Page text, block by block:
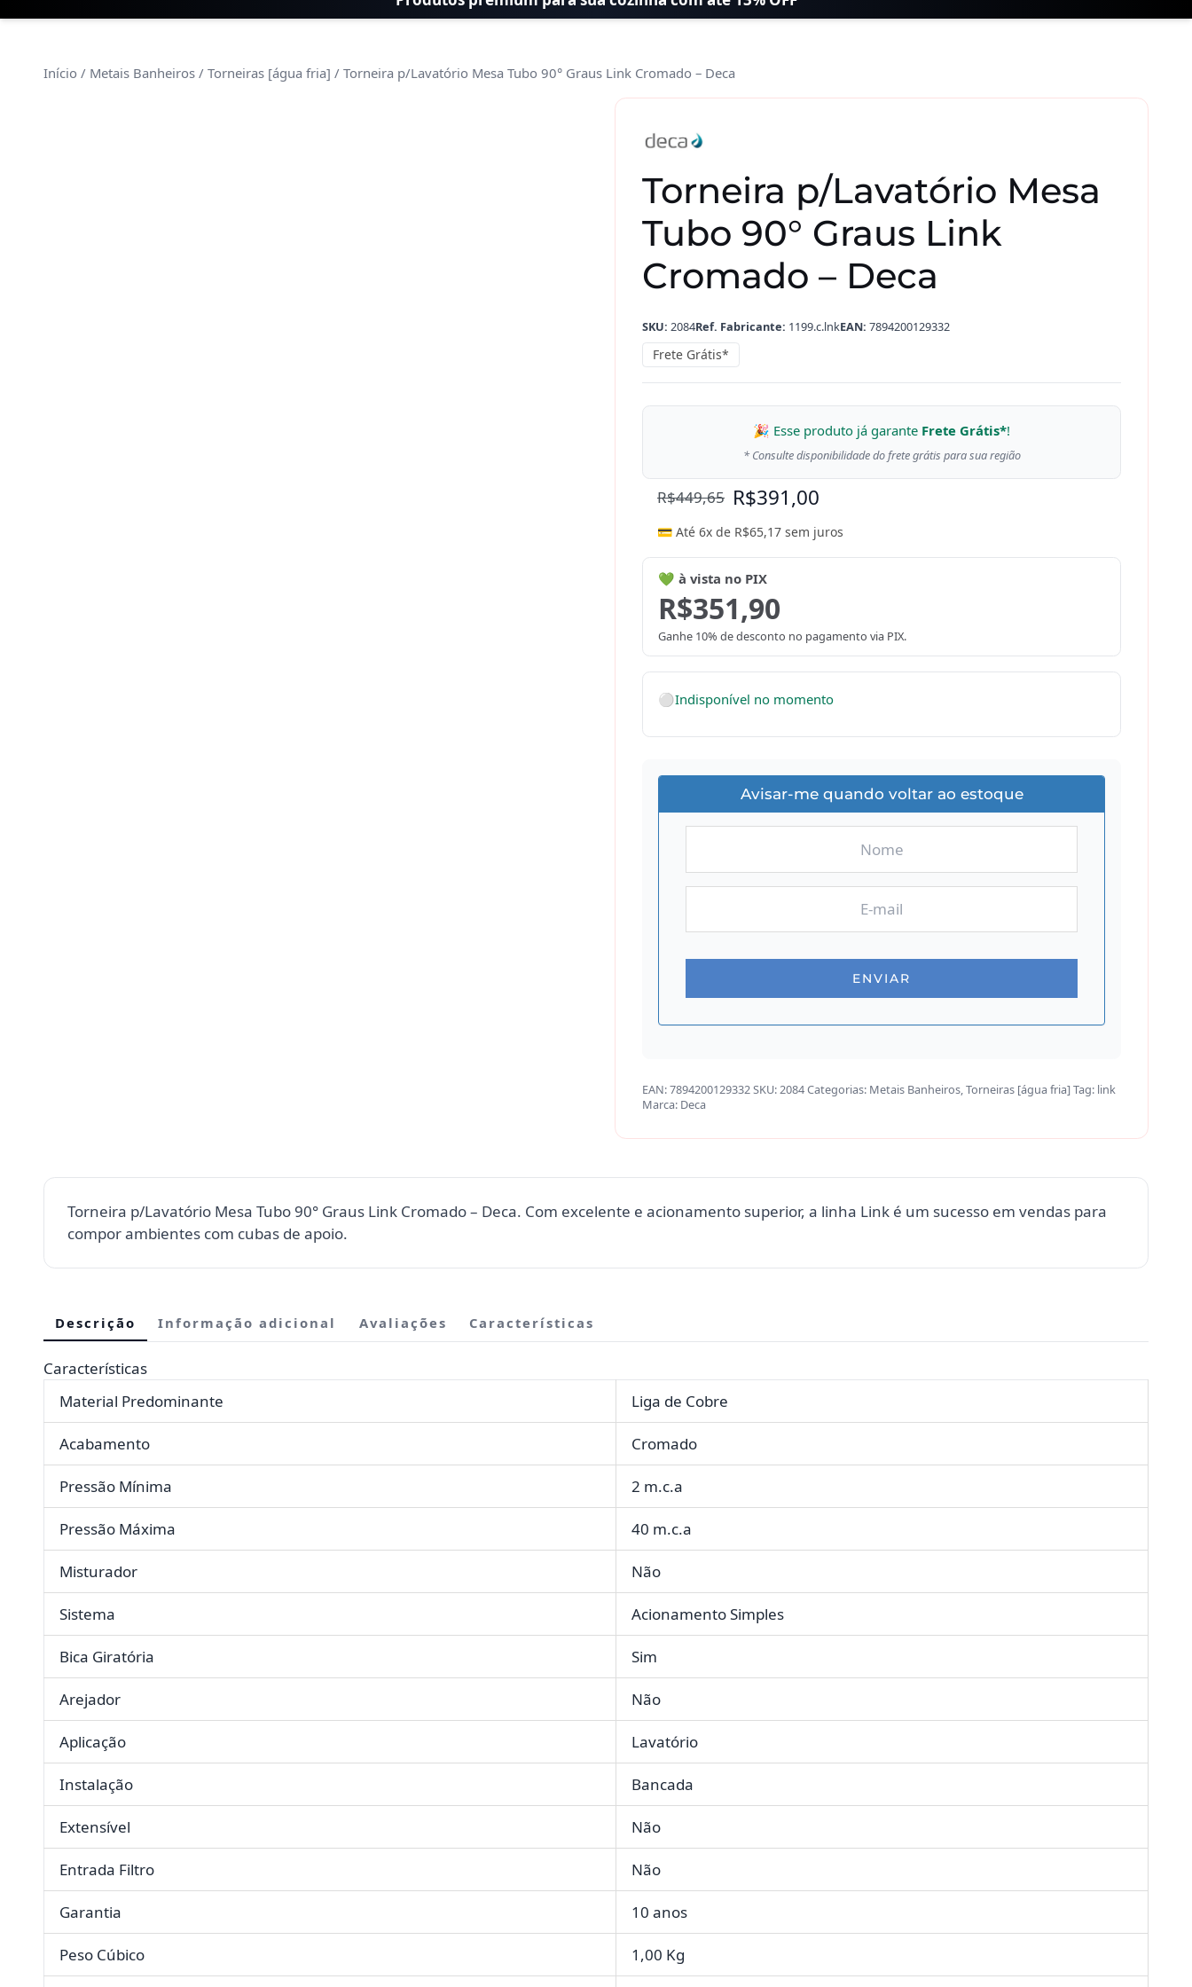
Início / Metais Banheiros / Torneiras [água fria] / Torneira p/Lavatório Mesa Tubo 90° Graus Link Cromado – Deca
Torneira p/Lavatório Mesa
Tubo 90° Graus Link
Cromado – Deca
SKU: 2084Ref. Fabricante: 1199.c.lnkEAN: 7894200129332
Frete Grátis*
🎉 Esse produto já garante Frete Grátis*!
* Consulte disponibilidade do frete grátis para sua região
R$449,65 R$391,00
💳 Até 6x de R$65,17 sem juros
💚 à vista no PIX
R$351,90
Ganhe 10% de desconto no pagamento via PIX.
⚪Indisponível no momento
Avisar-me quando voltar ao estoque
EAN:7894200129332SKU: 2084Categorias: Metais Banheiros Torneiras [água fria]Tag: link
Marca: Deca
Torneira p/Lavatório Mesa Tubo 90° Graus Link Cromado – Deca. Com excelente e acionamento superior, a linha Link é um sucesso em vendas para
compor ambientes com cubas de apoio.
Descrição Informação adicional Avaliações Características
Características
Material Predominante
Liga de Cobre
Acabamento Cromado
Pressão Mínima 2 m.c.a
Pressão Máxima 40 m.c.a
Misturador Não
Sistema Acionamento Simples
Bica Giratória Sim
Arejador Não
Aplicação Lavatório
Instalação Bancada
Extensível Não
Entrada Filtro Não
Garantia 10 anos
Peso Cúbico 1,00 Kg